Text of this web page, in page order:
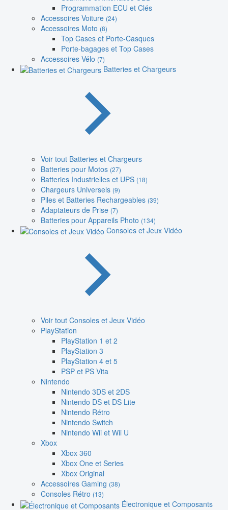
Programmation ECU et Clés
Accessoires Voiture (24)
Accessoires Moto (8)
Top Cases et Porte-Casques
Porte-bagages et Top Cases
Accessoires Vélo (7)
Batteries et Chargeurs
Voir tout Batteries et Chargeurs
Batteries pour Motos (27)
Batteries Industrielles et UPS (18)
Chargeurs Universels (9)
Piles et Batteries Rechargeables (39)
Adaptateurs de Prise (7)
Batteries pour Appareils Photo (134)
Consoles et Jeux Vidéo
Voir tout Consoles et Jeux Vidéo
PlayStation
PlayStation 1 et 2
PlayStation 3
PlayStation 4 et 5
PSP et PS Vita
Nintendo
Nintendo 3DS et 2DS
Nintendo DS et DS Lite
Nintendo Rétro
Nintendo Switch
Nintendo Wii et Wii U
Xbox
Xbox 360
Xbox One et Series
Xbox Original
Accessoires Gaming (38)
Consoles Rétro (13)
Électronique et Composants